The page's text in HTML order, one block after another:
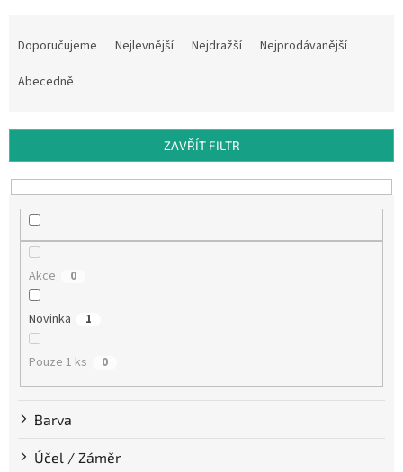
r
o
d
Doporučujeme Nejlevnější Nejdražší
Nejprodávanější
Abecedně
ZAVŘÍT FILTR
Akce 0
Novinka 1
Pouze 1 ks 0
Barva
Účel / Záměr